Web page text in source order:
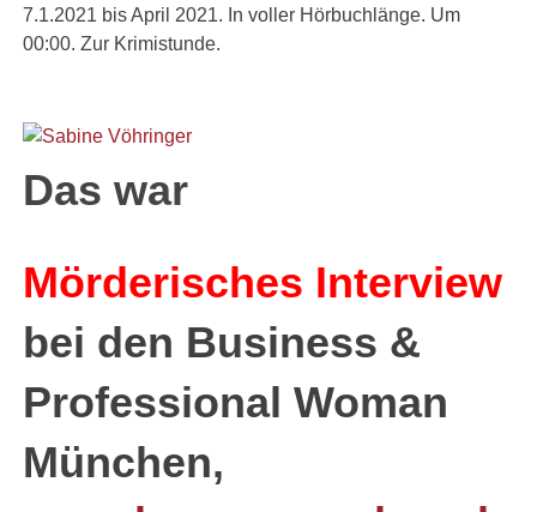
7.1.2021 bis April 2021. In voller Hörbuchlänge. Um
00:00. Zur Krimistunde.
Das war
Mörderisches Interview
bei den Business &
Professional Woman
München,